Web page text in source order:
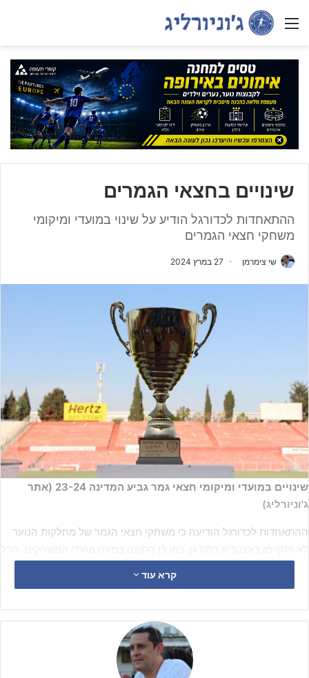
Menu
שינויים בחצאי הגמרים
ההתאחדות לכדורגל הודיע על שינוי במועדי ומיקומי
משחקי חצאי הגמרים
שי צימרמן 27 במרץ 2024
שינויים במועדי ומיקומי חצאי גמר גביע המדינה 23-24 (אתר
ג'וניורליג)
ההתאחדות לכדורגל הודיעה כי משחקי חצאי הגמר של מחלקות הנוער
בטבלה שלפניכם
קרא עוד